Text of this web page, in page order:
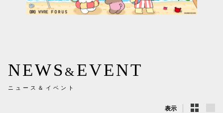
NEWS & EVENT
ニュース＆イベント
表示